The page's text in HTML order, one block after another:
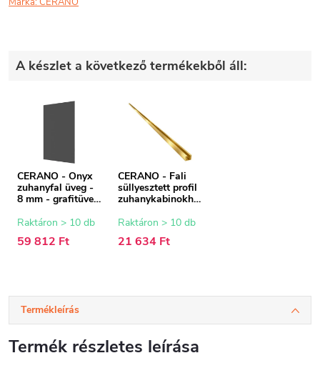
A készlet a következő termékekből áll:
CERANO - Onyx
zuhanyfal üveg -
8 mm - grafitüveg
Raktáron > 10 db
59 812 Ft
CERANO - Fali
süllyesztett profil
zuhanykabinokho
200 cm
Raktáron > 10 db
21 634 Ft
Termékleírás
Termék részletes leírása